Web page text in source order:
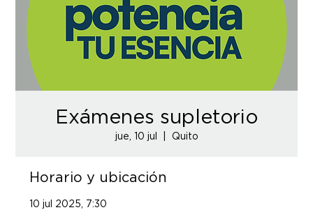
Exámenes supletorio
jue, 10 jul Quito
Horario y ubicación
10 jul 2025, 7:30